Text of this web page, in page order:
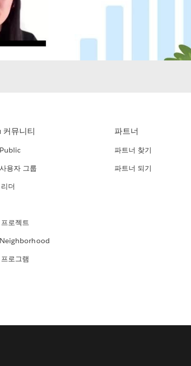
뮤니티
용자 그룹
더
로젝트
로그램
파트너
파트너 찾기
파트너 되기